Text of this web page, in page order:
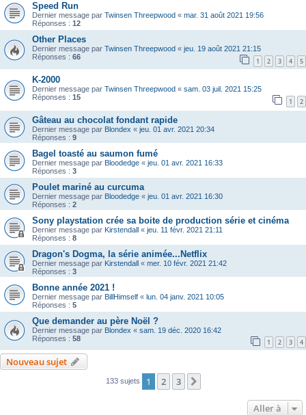
Speed Run
Dernier message par Twinsen Threepwood « mar. 31 août 2021 19:56
Réponses : 12
Other Places
Dernier message par Twinsen Threepwood « jeu. 19 août 2021 21:15
Réponses : 66 1 2 3 4 5
K-2000
Dernier message par Twinsen Threepwood « sam. 03 juil. 2021 15:25
Réponses : 15 1 2
Gâteau au chocolat fondant rapide
Dernier message par Blondex « jeu. 01 avr. 2021 20:34
Réponses : 9
Bagel toasté au saumon fumé
Dernier message par Bloodedge « jeu. 01 avr. 2021 16:33
Réponses : 3
Poulet mariné au curcuma
Dernier message par Bloodedge « jeu. 01 avr. 2021 16:30
Réponses : 2
Sony playstation crée sa boite de production série et cinéma
Dernier message par Kirstendall « jeu. 11 févr. 2021 21:11
Réponses : 8
Dragon's Dogma, la série animée...Netflix
Dernier message par Kirstendall « mer. 10 févr. 2021 21:42
Réponses : 3
Bonne année 2021 !
Dernier message par BillHimself « lun. 04 janv. 2021 10:05
Réponses : 5
Que demander au père Noël ?
Dernier message par Blondex « sam. 19 déc. 2020 16:42
Réponses : 58 1 2 3 4
Nouveau sujet
133 sujets 1 2 3
Aller à